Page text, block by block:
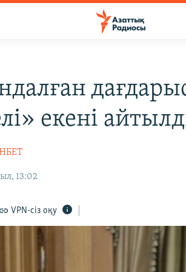
екені
13:02
VPN-сіз оқу